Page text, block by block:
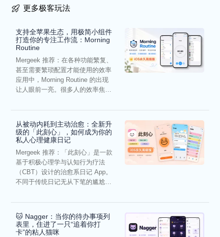
更多极客玩法
支持全苹果生态，用极简小组件
打造你的专注工作流：Morning
Routine
Mergeek 推荐：在各种功能繁复、
甚至需要繁琐配置才能使用的效率
应用中，Morning Routine 的出现
让人眼前一亮。很多人的效率焦
从被动内耗到主动治愈：全新升
级的「此刻心」，如何成为你的
私人心理健康日记
Mergeek 推荐：「此刻心」是一款
基于积极心理学与认知行为疗法
（CBT）设计的治愈系日记 App。
不同于传统日记无从下笔的尴尬，
🐱 Nagger：当你的待办事项列
表里，住进了一只“追着你打
卡”的粘人猫咪